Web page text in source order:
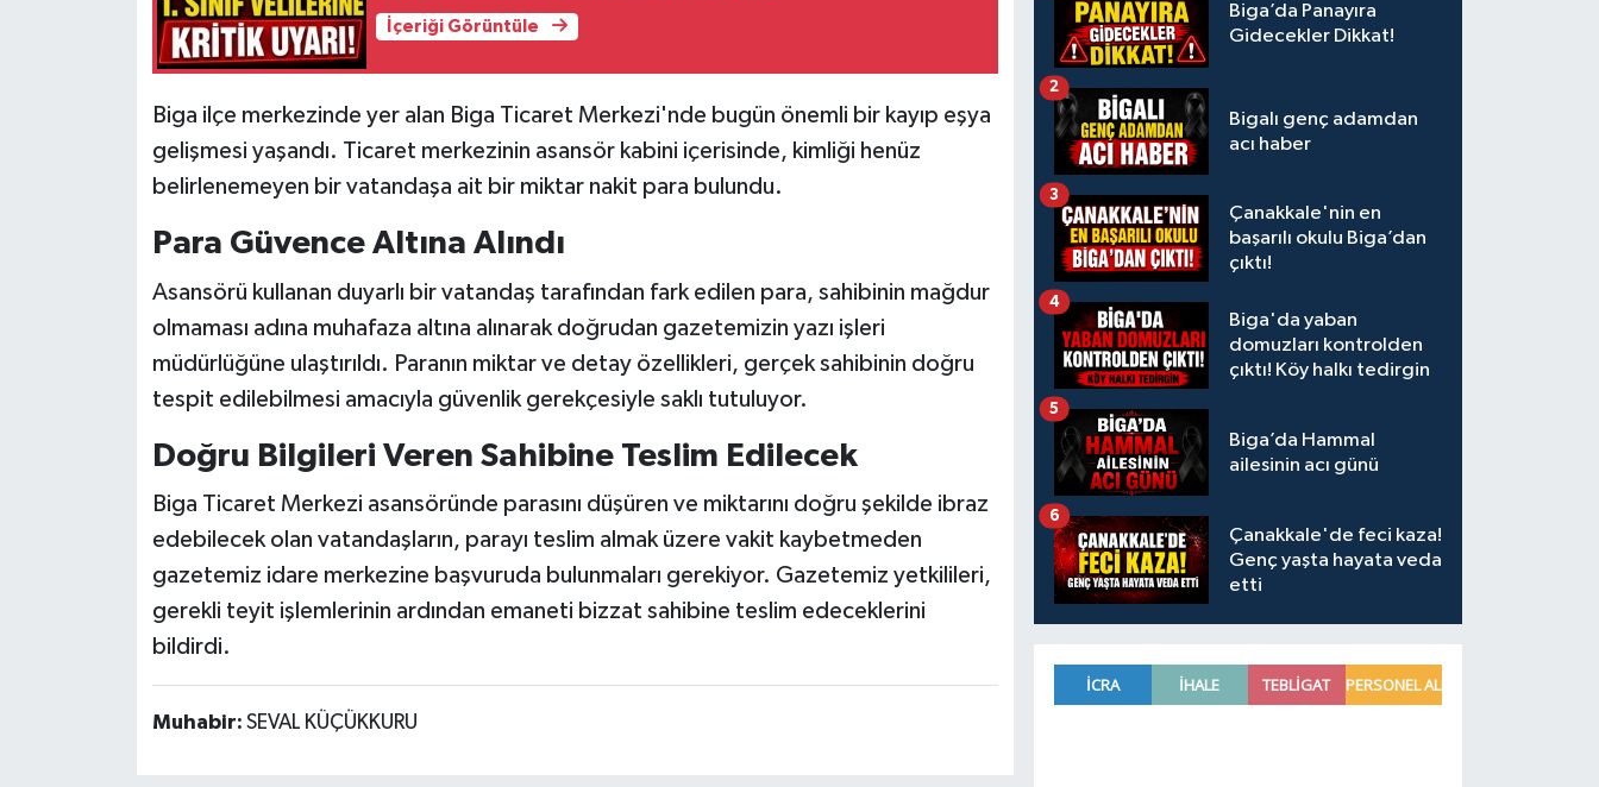
İçeriği Görüntüle
Biga ilçe merkezinde yer alan Biga Ticaret Merkezi'nde bugün önemli bir kayıp eşya
gelişmesi yaşandı. Ticaret merkezinin asansör kabini içerisinde, kimliği henüz
belirlenemeyen bir vatandaşa ait bir miktar nakit para bulundu.
Para Güvence Altına Alındı
Asansörü kullanan duyarlı bir vatandaş tarafından fark edilen para, sahibinin mağdur
olmaması adına muhafaza altına alınarak doğrudan gazetemizin yazı işleri
müdürlüğüne ulaştırıldı. Paranın miktar ve detay özellikleri, gerçek sahibinin doğru
tespit edilebilmesi amacıyla güvenlik gerekçesiyle saklı tutuluyor.
Doğru Bilgileri Veren Sahibine Teslim Edilecek
Biga Ticaret Merkezi asansöründe parasını düşüren ve miktarını doğru şekilde ibraz
edebilecek olan vatandaşların, parayı teslim almak üzere vakit kaybetmeden
gazetemiz idare merkezine başvuruda bulunmaları gerekiyor. Gazetemiz yetkilileri,
gerekli teyit işlemlerinin ardından emaneti bizzat sahibine teslim edeceklerini
bildirdi.
Muhabir: SEVAL KÜÇÜKKURU
Biga’da Panayıra
Gidecekler Dikkat!
Bigalı genç adamdan
acı haber
2
Çanakkale'nin en
başarılı okulu Biga’dan
çıktı!
3
Biga'da yaban
domuzları kontrolden
çıktı! Köy halkı tedirgin
4
Biga’da Hammal
ailesinin acı günü
5
Çanakkale'de feci kaza!
Genç yaşta hayata veda
etti
6